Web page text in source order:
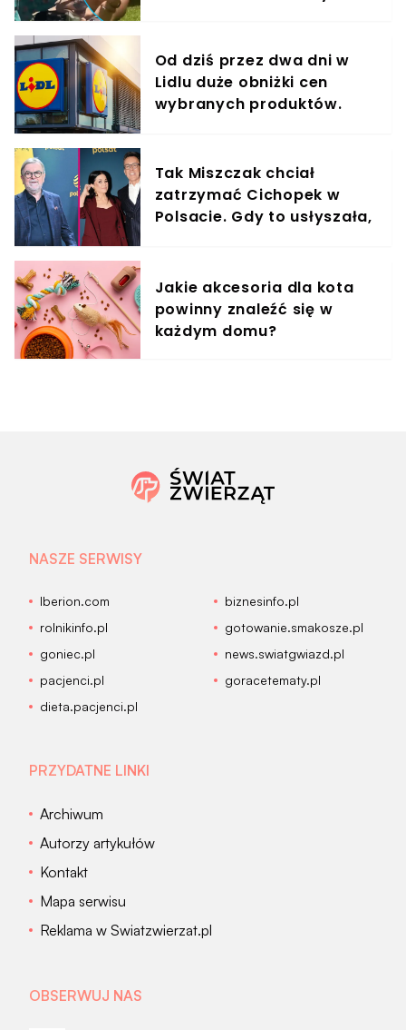
Od dziś przez dwa dni w
Lidlu duże obniżki cen
wybranych produktów.
Tak Miszczak chciał
zatrzymać Cichopek w
Polsacie. Gdy to usłyszała,
Jakie akcesoria dla kota
powinny znaleźć się w
każdym domu?
NASZE SERWISY
Iberion.com
biznesinfo.pl
rolnikinfo.pl
gotowanie.smakosze.pl
goniec.pl
news.swiatgwiazd.pl
pacjenci.pl
goracetematy.pl
dieta.pacjenci.pl
PRZYDATNE LINKI
Archiwum
Autorzy artykułów
Kontakt
Mapa serwisu
Reklama w Swiatzwierzat.pl
OBSERWUJ NAS